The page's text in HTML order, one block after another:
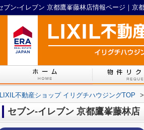
LIXIL不動産ショップ イリグチハウジングTOP >
セブン-イレブン 京都鷹峯藤林店